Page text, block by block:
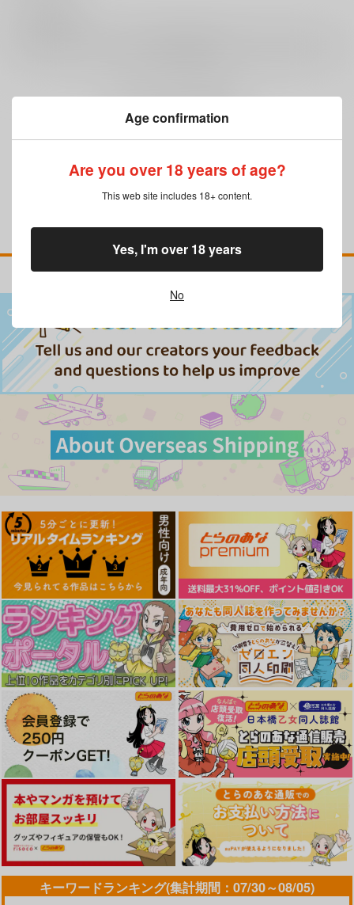
キーワードランキング(集計期間：07/30～08/05)
Age confirmation
Are you over 18 years of age?
This web site includes 18+ content.
No
Yes, I'm over 18 years